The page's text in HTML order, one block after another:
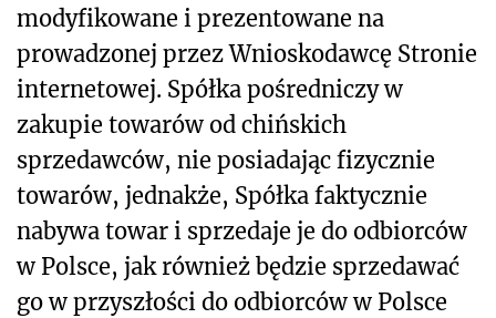
modyfikowane i prezentowane na
prowadzonej przez Wnioskodawcę Stronie
internetowej. Spółka pośredniczy w
zakupie towarów od chińskich
sprzedawców, nie posiadając fizycznie
towarów, jednakże, Spółka faktycznie
nabywa towar i sprzedaje je do odbiorców
w Polsce, jak również będzie sprzedawać
go w przyszłości do odbiorców w Polsce